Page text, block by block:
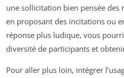
une sollicitation bien pensée des
en proposant des incitations ou
réponse plus ludique, vous
diversité de participants et
Pour aller plus loin, intégrer